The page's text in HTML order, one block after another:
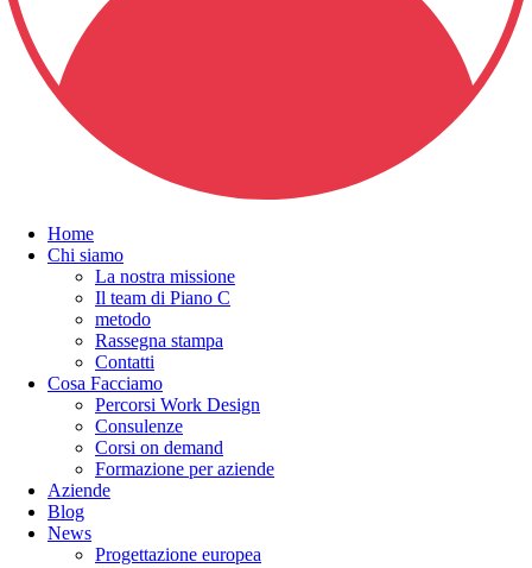
Home
Chi siamo
La nostra missione
Il team di Piano C
metodo
Rassegna stampa
Contatti
Cosa Facciamo
Percorsi Work Design
Consulenze
Corsi on demand
Formazione per aziende
Aziende
Blog
News
Progettazione europea